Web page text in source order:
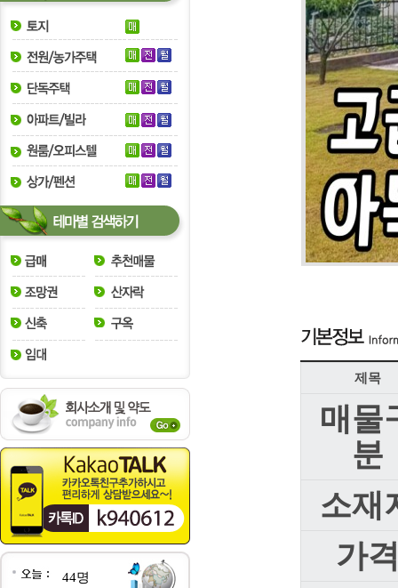
44명
제목
매물
분
소재
가